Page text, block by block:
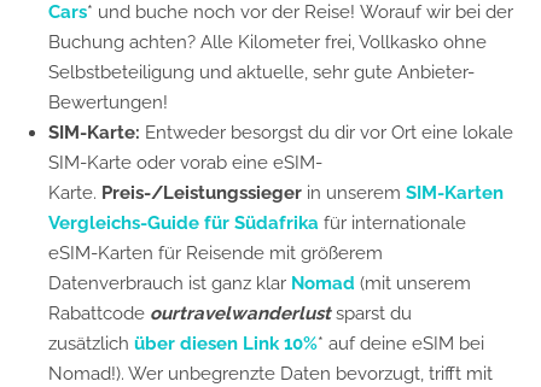
Cars* und buche noch vor der Reise! Worauf wir bei der
Buchung achten? Alle Kilometer frei, Vollkasko ohne
Selbstbeteiligung und aktuelle, sehr gute Anbieter-
Bewertungen!
SIM-Karte: Entweder besorgst du dir vor Ort eine lokale
SIM-Karte oder vorab eine eSIM-
Karte. Preis-/Leistungssieger in unserem SIM-Karten
Vergleichs-Guide für Südafrika für internationale
eSIM-Karten für Reisende mit größerem
Datenverbrauch ist ganz klar Nomad (mit unserem
Rabattcode ourtravelwanderlust sparst du
zusätzlich über diesen Link 10%* auf deine eSIM bei
Nomad!). Wer unbegrenzte Daten bevorzugt, trifft mit